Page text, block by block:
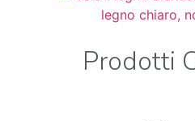
Prodotti